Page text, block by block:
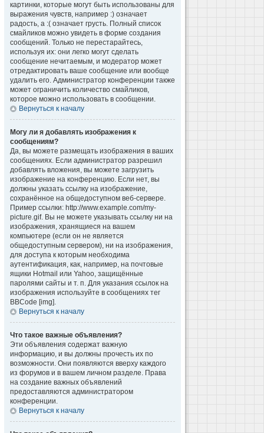
картинки, которые могут быть использованы для
выражения чувств, например :) означает
радость, а :( означает грусть. Полный список
смайликов можно увидеть в форме создания
сообщений. Только не перестарайтесь,
используя их: они легко могут сделать
сообщение нечитаемым, и модератор может
отредактировать ваше сообщение или вообще
удалить его. Администратор конференции также
может ограничить количество смайликов,
которое можно использовать в сообщении.
Вернуться к началу
Могу ли я добавлять изображения к
сообщениям?
Да, вы можете размещать изображения в ваших
сообщениях. Если администратор разрешил
добавлять вложения, вы можете загрузить
изображение на конференцию. Если нет, вы
должны указать ссылку на изображение,
сохранённое на общедоступном веб-сервере.
Пример ссылки: http://www.example.com/my-
picture.gif. Вы не можете указывать ссылку ни на
изображения, хранящиеся на вашем
компьютере (если он не является
общедоступным сервером), ни на изображения,
для доступа к которым необходима
аутентификация, как, например, на почтовые
ящики Hotmail или Yahoo, защищённые
паролями сайты и т. п. Для указания ссылок на
изображения используйте в сообщениях тег
BBCode [img].
Вернуться к началу
Что такое важные объявления?
Эти объявления содержат важную
информацию, и вы должны прочесть их по
возможности. Они появляются вверху каждого
из форумов и в вашем личном разделе. Права
на создание важных объявлений
предоставляются администратором
конференции.
Вернуться к началу